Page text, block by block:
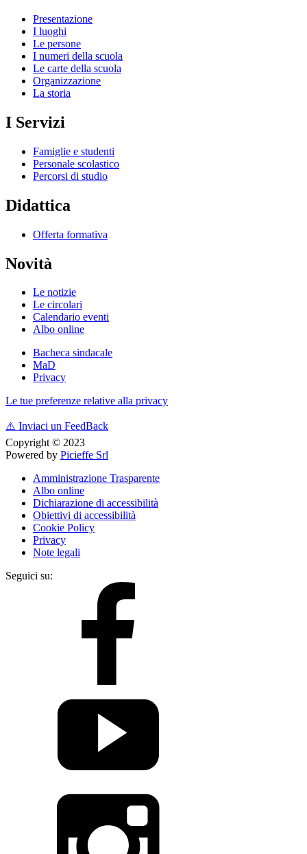
Presentazione
I luoghi
Le persone
I numeri della scuola
Le carte della scuola
Organizzazione
La storia
I Servizi
Famiglie e studenti
Personale scolastico
Percorsi di studio
Didattica
Offerta formativa
Novità
Le notizie
Le circolari
Calendario eventi
Albo online
Bacheca sindacale
MaD
Privacy
Le tue preferenze relative alla privacy
⚠️ Inviaci un FeedBack
Copyright © 2023
Powered by Picieffe Srl
Amministrazione Trasparente
Albo online
Dichiarazione di accessibilità
Obiettivi di accessibilità
Cookie Policy
Privacy
Note legali
Seguici su: